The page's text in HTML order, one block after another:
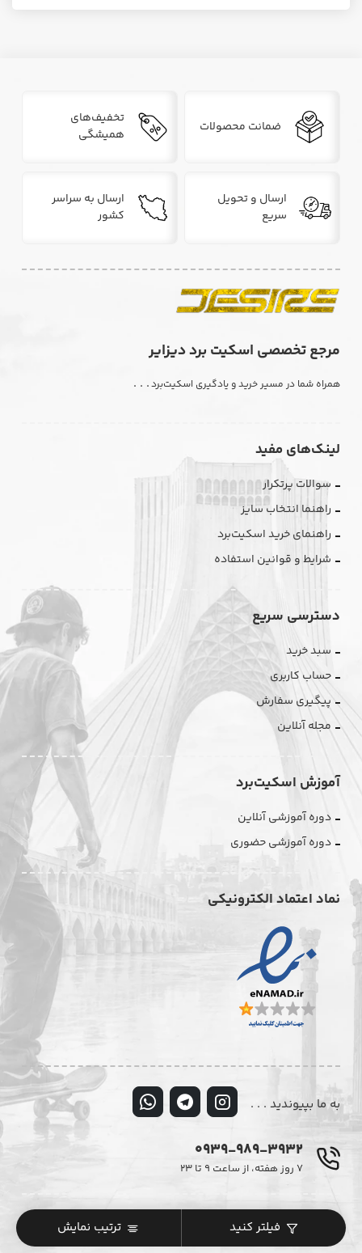
فیلتر کنید ترتیب نمایش
ضمانت محصولات
تخفیف‌های
همیشگی
ارسال و تحویل
سریع
ارسال به سراسر
کشور
مرجع تخصصی اسکیت برد دیزایر
همراه شما در مسیر خرید و یادگیری اسکیت‌برد. . .
لینک‌های مفید
سوالات پرتکرار
راهنما انتخاب سایز
راهنمای خرید اسکیت‌برد
شرایط و قوانین استفاده
دسترسی سریع
سبد خرید
حساب کاربری
پیگیری سفارش
مجله آنلاین
آموزش اسکیت‌برد
دوره آموزشی آنلاین
دوره آموزشی حضوری
نماد اعتماد الکترونیکی
به ما بپیوندید . . .
0939-989-3932
۷ روز هفته، از ساعت ۹ تا ۲۳
© تمامی حقوق این وبسایت متعلق به فروشگاه اینترنتی دیزایر می‌باشد.
کپی‌برداری و استفاده از محتوا با ذکر منبع و لینک به دیزایر مجاز است.